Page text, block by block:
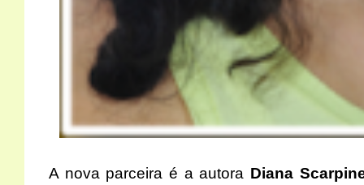
A nova parceira é a autora Diana